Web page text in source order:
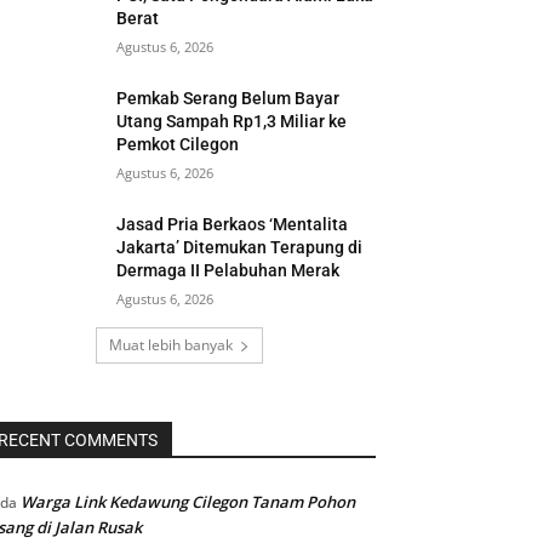
Berat
Agustus 6, 2026
Pemkab Serang Belum Bayar
Utang Sampah Rp1,3 Miliar ke
Pemkot Cilegon
Agustus 6, 2026
Jasad Pria Berkaos ‘Mentalita
Jakarta’ Ditemukan Terapung di
Dermaga II Pelabuhan Merak
Agustus 6, 2026
Muat lebih banyak
COMMENTS
Warga Link Kedawung Cilegon Tanam Pohon
di Jalan Rusak